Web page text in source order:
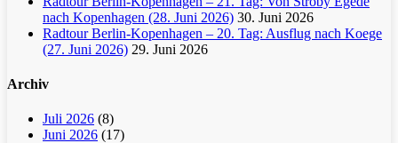
nach Kopenhagen (28. Juni 2026) 30. Juni 2026
Radtour Berlin-Kopenhagen – 20. Tag: Ausflug nach Koege
(27. Juni 2026) 29. Juni 2026
Archiv
Juli 2026 (8)
Juni 2026 (17)